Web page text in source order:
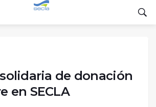
de donación
en SECLA